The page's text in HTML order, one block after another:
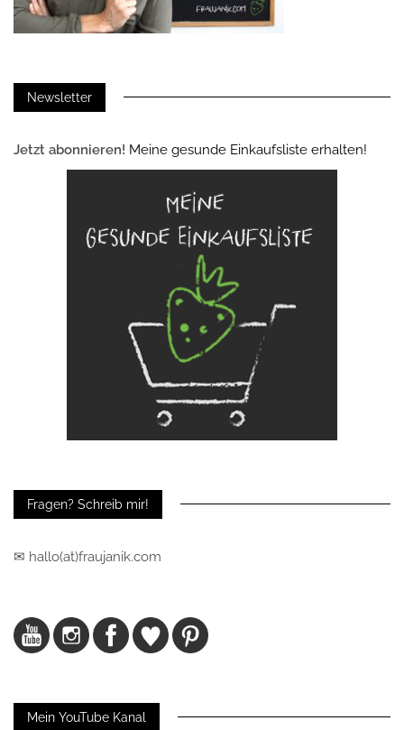
Newsletter
Jetzt abonnieren! Meine gesunde Einkaufsliste erhalten!
Fragen? Schreib mir!
✉ hallo(at)fraujanik.com
Mein YouTube Kanal